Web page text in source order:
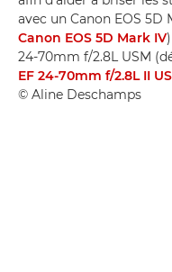
avec un Canon EOS
Canon EOS 5D Mark IV
24-70mm f/2.8L USM
EF 24-70mm f/2.8L II
© Aline Deschamps